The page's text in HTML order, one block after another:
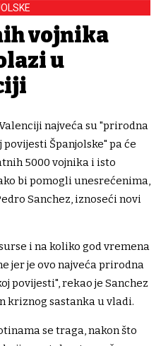
vojnika
u
najveća su "prirodna
Španjolske" pa će
5000 vojnika i isto
bi pomogli unesrećenima,
Sanchez, iznoseći novi
i na koliko god vremena
jer je ovo najveća prirodna
povijesti", rekao je Sanchez
kriznog sastanka u vladi.
se traga, nakon što